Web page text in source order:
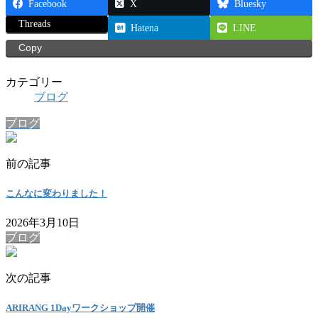
Facebook X
Bluesky
Threads
Hatena
LINE
Copy
カテゴリー
ブログ
ブログ
前の記事
こんなに変わりました！
2026年3月10日
ブログ
次の記事
ARIRANG 1Dayワークショップ開催